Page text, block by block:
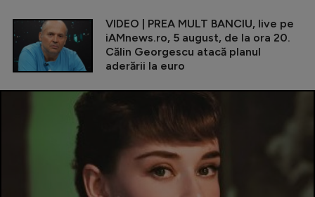
VIDEO | PREA MULT BANCIU, live pe
iAMnews.ro, 5 august, de la ora 20.
Călin Georgescu atacă planul
aderării la euro